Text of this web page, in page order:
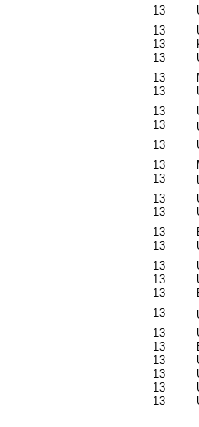
13
13
13
13
13
13
13
13
13
13
13
13
13
13
13
13
13
13
13
13
13
13
13
13
13